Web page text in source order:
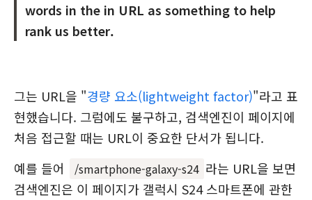
words in the in URL as something to help
rank us better.
그는 URL을 "경량 요소(lightweight factor)"라고 표
현했습니다. 그럼에도 불구하고, 검색엔진이 페이지에
처음 접근할 때는 URL이 중요한 단서가 됩니다.
예를 들어
/smartphone-galaxy-s24 라는 URL을 보면
검색엔진은 이 페이지가 갤럭시 S24 스마트폰에 관한